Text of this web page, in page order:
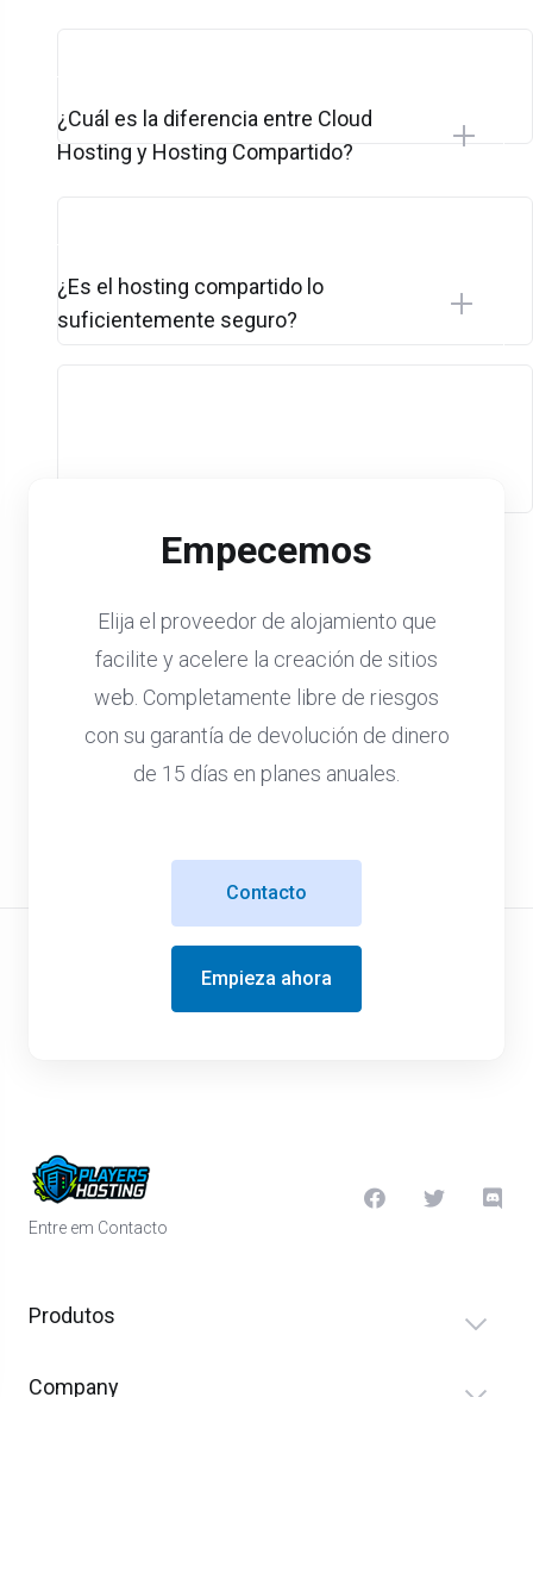
¿Cuál es la diferencia entre Cloud
Hosting y Hosting Compartido?
¿Es el hosting compartido lo
suficientemente seguro?
Empecemos
Elija el proveedor de alojamiento que
facilite y acelere la creación de sitios
web. Completamente libre de riesgos
con su garantía de devolución de dinero
de 15 días en planes anuales.
Empieza ahora
Contacto
Entre em Contacto
Produtos
Company